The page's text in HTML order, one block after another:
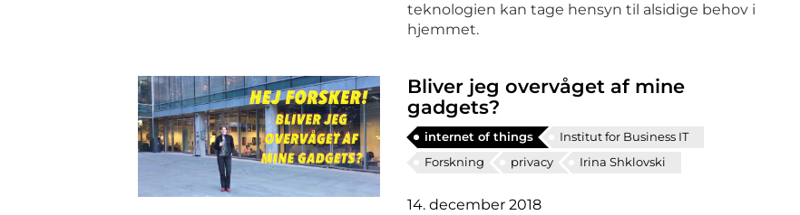
teknologien kan tage hensyn til alsidige behov i
hjemmet.
Bliver jeg overvåget af mine
gadgets?
internet of things
Institut for Business IT
Forskning
privacy Irina Shklovski
14. december 2018